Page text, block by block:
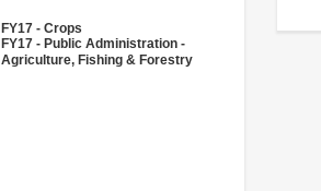
FY17 - Crops
FY17 - Public Administration -
Agriculture, Fishing & Forestry